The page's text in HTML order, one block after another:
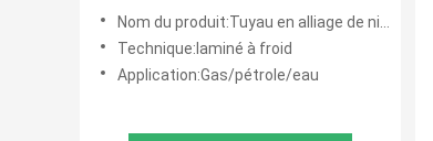
performances stables pour le gaz
et le pétrole
Nom du produit:Tuyau en alliage de nickel
Technique:laminé à froid
Application:Gas/pétrole/eau